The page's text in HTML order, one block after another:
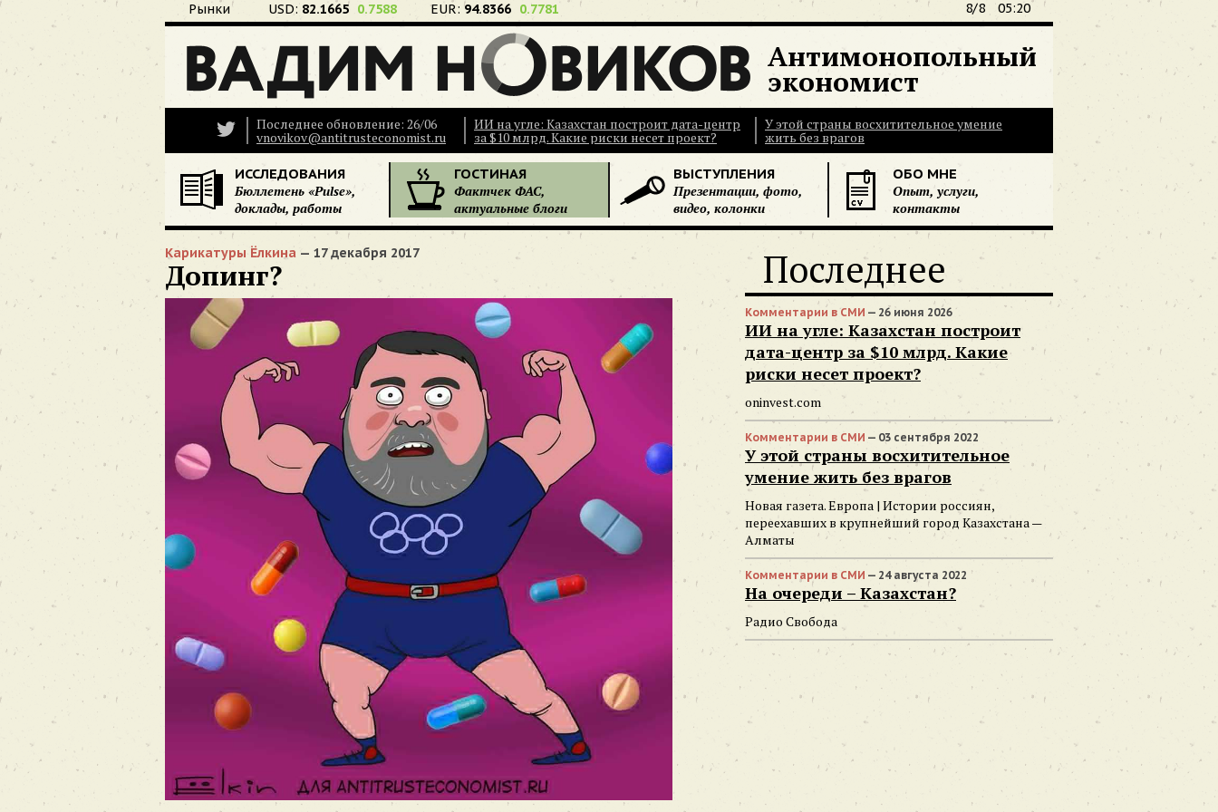
Рынки USD: 82.1665 0.7588 EUR: 94.8366 0.7781 05:20
8/8
Антимонопольный
экономист
Последнее обновление: 26/06
vnovikov@antitrusteconomist.ru
ИИ на угле: Казахстан построит дата-центр
за $10 млрд. Какие риски несет проект?
У этой страны восхитительное умение
жить без врагов
ИССЛЕДОВАНИЯ
Бюллетень «Pulse»,
доклады, работы
ГОСТИНАЯ
Фактчек ФАС,
актуальные блоги
ВЫСТУПЛЕНИЯ
Презентации, фото,
видео, колонки
ОБО МНЕ
Опыт, услуги,
контакты
Последнее
Комментарии в СМИ — 26 июня 2026
ИИ на угле: Казахстан построит
дата-центр за $10 млрд. Какие
риски несет проект?
oninvest.com
Комментарии в СМИ — 03 сентября 2022
У этой страны восхитительное
умение жить без врагов
Новая газета. Европа | Истории россиян,
переехавших в крупнейший город Казахстана —
Алматы
Комментарии в СМИ — 24 августа 2022
На очереди – Казахстан?
Радио Свобода
Карикатуры Ёлкина — 17 декабря 2017
Допинг?